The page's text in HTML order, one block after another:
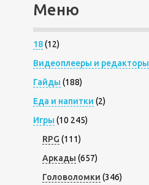
Меню
18(12)
Видеоплееры и редакторы
Гайды (188)
Еда и напитки (2)
Игры (10 245)
RPG (111)
Аркады (657)
Головоломки (346)